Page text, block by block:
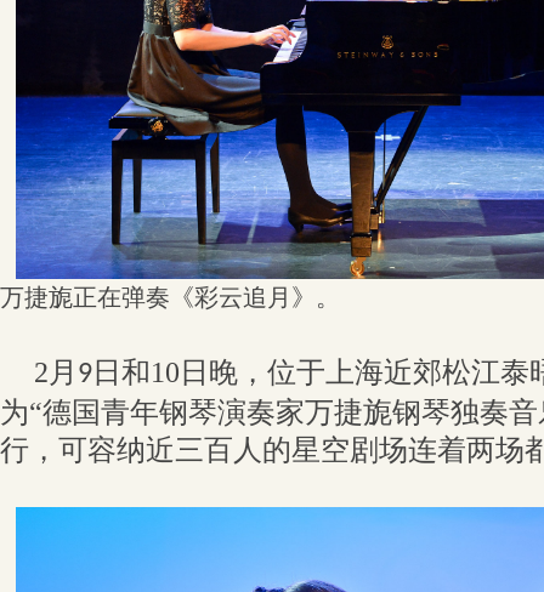
万捷旎正在弹奏《彩云追月》。
2 月 9 日和10日晚，位于上海近郊松江泰
为“德国青年钢琴演奏家万捷旎钢琴独奏
行， 可容纳近三百人的星空剧场连着两场